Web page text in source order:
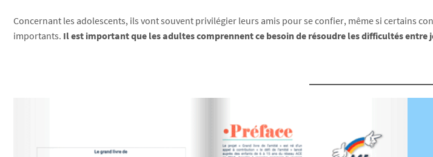
Concernant les adolescents, ils vont souvent privilégier leurs amis pour se confier, même si certains
importants. Il est important que les adultes comprennent ce besoin de résoudre les difficultés entre